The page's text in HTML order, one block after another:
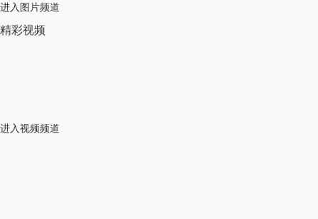
进入图片频道
精彩视频
进入视频频道